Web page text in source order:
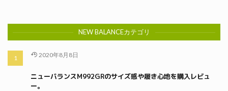
NEW BALANCEカテゴリ
2020年8月8日
ニューバランスM992GRのサイズ感や履き心地を購入レビュ
ー。